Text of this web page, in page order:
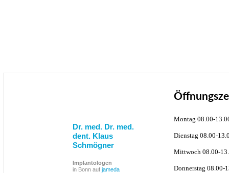
Dr. med. Dr. med.
dent. Klaus
Schmögner
Implantologen
in Bonn auf jameda
Montag 08.00-
Dienstag 08.00-
Mittwoch 08.00-
Donnerstag 08.00-